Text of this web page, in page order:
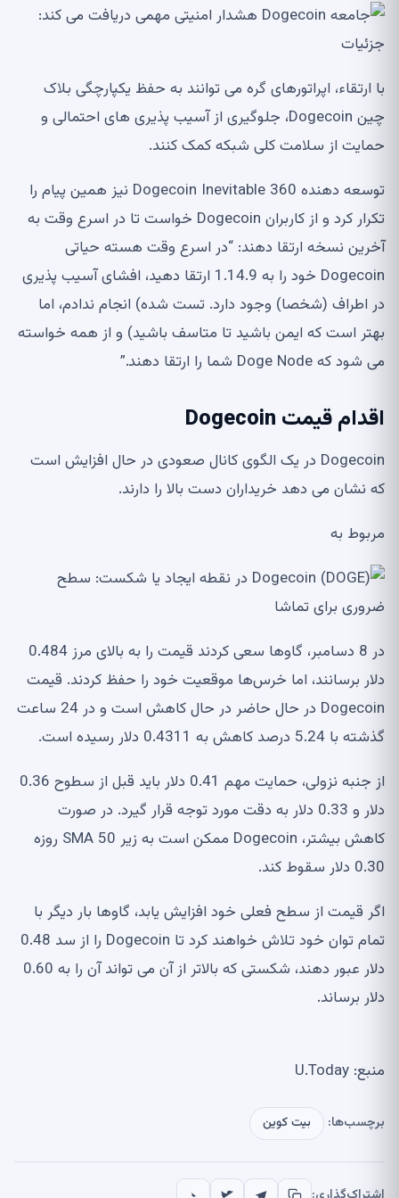
با ارتقاء، اپراتورهای گره می توانند به حفظ یکپارچگی بلاک
چین Dogecoin، جلوگیری از آسیب پذیری های احتمالی و
حمایت از سلامت کلی شبکه کمک کنند.
توسعه دهنده Dogecoin Inevitable 360 ​​نیز همین پیام را
تکرار کرد و از کاربران Dogecoin خواست تا در اسرع وقت به
آخرین نسخه ارتقا دهند: “در اسرع وقت هسته حیاتی
Dogecoin خود را به 1.14.9 ارتقا دهید، افشای آسیب پذیری
در اطراف (شخصا) وجود دارد. تست شده) انجام ندادم، اما
بهتر است که ایمن باشید تا متاسف باشید) و از همه خواسته
می شود که Doge Node شما را ارتقا دهند.”
اقدام قیمت Dogecoin
Dogecoin در یک الگوی کانال صعودی در حال افزایش است
که نشان می دهد خریداران دست بالا را دارند.
مربوط به
در 8 دسامبر، گاوها سعی کردند قیمت را به بالای مرز 0.484
دلار برسانند، اما خرس‌ها موقعیت خود را حفظ کردند. قیمت
Dogecoin در حال حاضر در حال کاهش است و در 24 ساعت
گذشته با 5.24 درصد کاهش به 0.4311 دلار رسیده است.
از جنبه نزولی، حمایت مهم 0.41 دلار باید قبل از سطوح 0.36
دلار و 0.33 دلار به دقت مورد توجه قرار گیرد. در صورت
کاهش بیشتر، Dogecoin ممکن است به زیر SMA 50 روزه
0.30 دلار سقوط کند.
اگر قیمت از سطح فعلی خود افزایش یابد، گاوها بار دیگر با
تمام توان خود تلاش خواهند کرد تا Dogecoin را از سد 0.48
دلار عبور دهند، شکستی که بالاتر از آن می تواند آن را به 0.60
دلار برساند.
منبع: U.Today
برچسب‌ها: بیت کوین